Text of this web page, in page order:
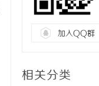
加入QQ群
相关分类